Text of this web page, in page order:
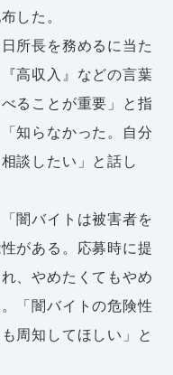
した。
所長を務めるに当た
高収入』などの言葉
ることが重要」と指
知らなかった。自分
談したい」と話し
闇バイトは被害者を
がある。応募時に提
、やめたくてもやめ
「闇バイトの危険性
周知してほしい」と